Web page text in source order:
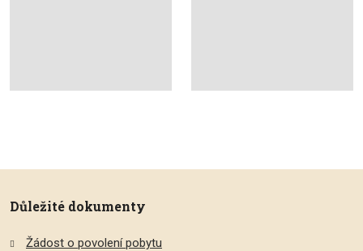
Důležité dokumenty
Žádost o povolení pobytu